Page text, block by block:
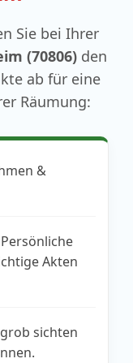
Sie bei Ihrer
(70806) den
ab für eine
Räumung:
&
Persönliche
Akten
sichten